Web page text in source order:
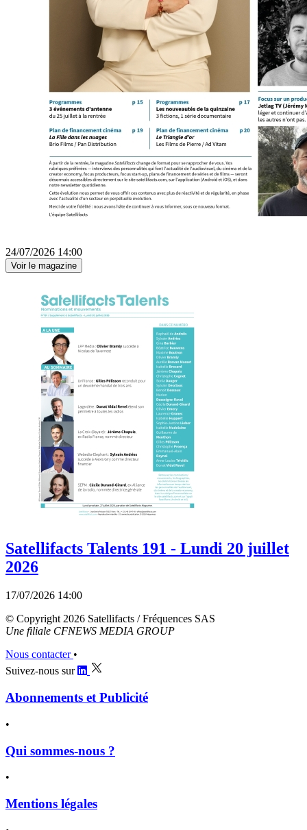
24/07/2026 14:00
Voir le magazine
Satellifacts Talents 191 - Lundi 20 juillet
2026
17/07/2026 14:00
© Copyright 2026 Satellifacts / Fréquences SAS
Une filiale CFNEWS MEDIA GROUP
Nous contacter •
Suivez-nous sur
Abonnements et Publicité
•
Qui sommes-nous ?
•
Mentions légales